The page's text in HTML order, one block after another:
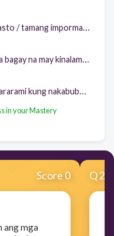
in your Mastery
Score 0
ang mga
Q2